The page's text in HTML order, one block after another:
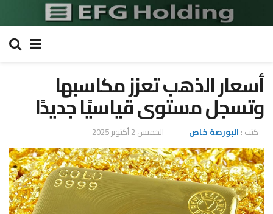
أسعار الذهب تعزز مكاسبها
وتسجل مستوى قياسيًا جديدًا
كتب : البورصة خاص الخميس 2 أكتوبر 2025